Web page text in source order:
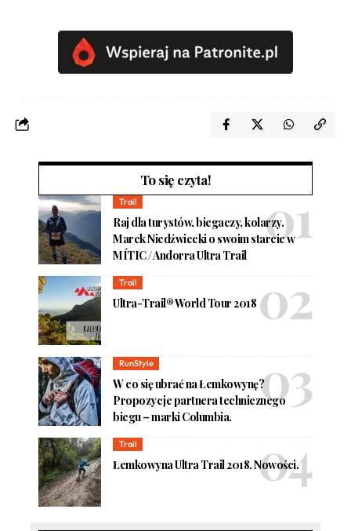
To się czyta!
Trail
Raj dla turystów, biegaczy, kolarzy.
Marek Niedźwiecki o swoim starcie w
MÍTIC / Andorra Ultra Trail
Trail
Ultra-Trail® World Tour 2018
RunStyle
W co się ubrać na Łemkowynę?
Propozycje partnera technicznego
biegu – marki Columbia.
Trail
Łemkowyna Ultra Trail 2018. Nowości.